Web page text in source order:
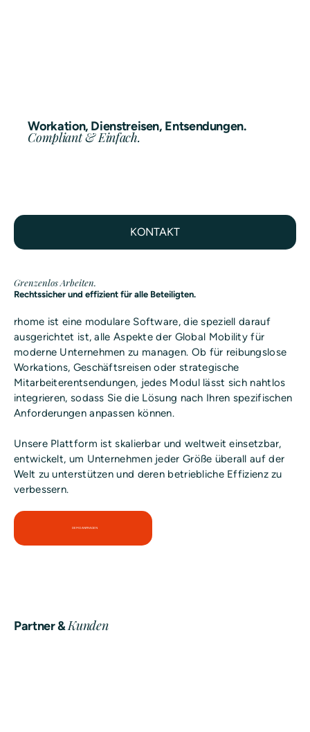
KONTAKT
Workation, Dienstreisen, Entsendungen.
Compliant & Einfach.
Grenzenlos Arbeiten.
Rechtssicher und effizient für alle Beteiligten.
rhome ist eine modulare Software, die speziell darauf
ausgerichtet ist, alle Aspekte der Global Mobility für
moderne Unternehmen zu managen. Ob für reibungslose
Workations, Geschäftsreisen oder strategische
Mitarbeiterentsendungen, jedes Modul lässt sich nahtlos
integrieren, sodass Sie die Lösung nach Ihren spezifischen
Anforderungen anpassen können.
Unsere Plattform ist skalierbar und weltweit einsetzbar,
entwickelt, um Unternehmen jeder Größe überall auf der
Welt zu unterstützen und deren betriebliche Effizienz zu
verbessern.
DEMO ANFRAGEN
Partner &Kunden